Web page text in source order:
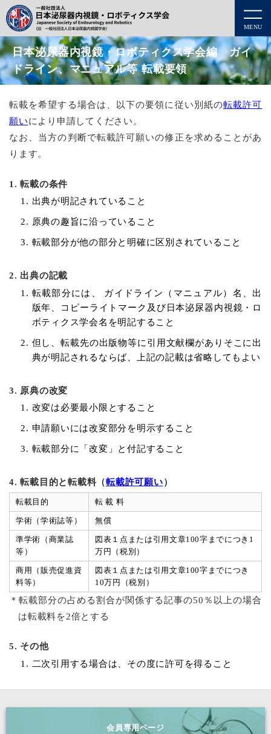
MENU
日本泌尿器内視鏡・ロボティクス学会編 ガイ
ドライン、マニュアル等 転載要領
転載を希望する場合は、以下の要領に従い別紙の転載許可
願いにより申請してください。
なお、当方の判断で転載許可願いの修正を求めることがあ
ります。
1. 転載の条件
出典が明記されていること
原典の趣旨に沿っていること
転載部分が他の部分と明確に区別されていること
2. 出典の記載
転載部分には、 ガイドライン（マニュアル）名、出
版年、コピーライトマーク及び日本泌尿器内視鏡・ロ
ボティクス学会名を明記すること
但し、転載先の出版物等に引用文献欄がありそこに出
典が明記されるならば、上記の記載は省略してもよい
3. 原典の改変
改変は必要最小限とすること
申請願いには改変部分を明示すること
転載部分に「改変」と付記すること
4. 転載目的と転載料（転載許可願い）
転載目的 転 載 料
学術（学術誌等） 無償
準学術（商業誌
等）
図表１点または引用文章100字までにつき1
万円（税別）
商用（販売促進資
料等）
図表１点または引用文章100字までにつき
10万円（税別）
＊転載部分の占める割合が関係する記事の50％以上の場合
は転載料を2倍とする
5. その他
二次引用する場合は、その度に許可を得ること
会員専用ページ